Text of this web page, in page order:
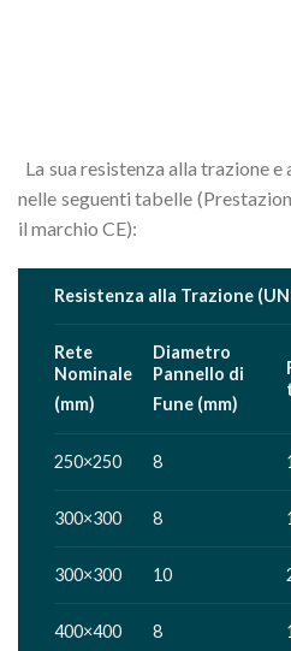
La sua resistenza alla trazione
nelle seguenti tabelle
il marchio CE):
Resistenza alla Trazione
Rete
Nominale
(mm)
Diametro
Pannello di
Fune (mm)
250×250 8
300×300 8
300×300 10
400×400 8